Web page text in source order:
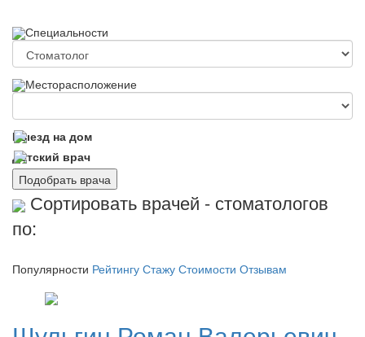
Специальности
Месторасположение
Выезд на дом
Детский врач
Подобрать врача
Сортировать врачей - стоматологов
по:
Популярности Рейтингу Стажу Стоимости Отзывам